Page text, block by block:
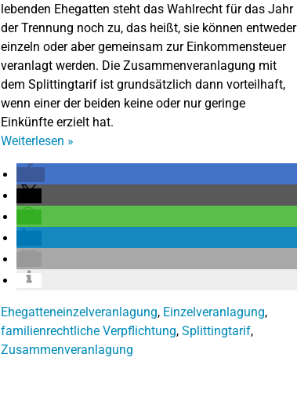
lebenden Ehegatten steht das Wahlrecht für das Jahr
der Trennung noch zu, das heißt, sie können entweder
einzeln oder aber gemeinsam zur Einkommensteuer
veranlagt werden. Die Zusammenveranlagung mit
dem Splittingtarif ist grundsätzlich dann vorteilhaft,
wenn einer der beiden keine oder nur geringe
Einkünfte erzielt hat.
Weiterlesen »
Ehegatteneinzelveranlagung, Einzelveranlagung,
familienrechtliche Verpflichtung, Splittingtarif,
Zusammenveranlagung